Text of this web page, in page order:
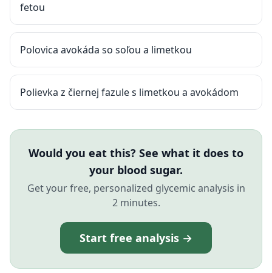
fetou
Polovica avokáda so soľou a limetkou
Polievka z čiernej fazule s limetkou a avokádom
Would you eat this? See what it does to
your blood sugar.
Get your free, personalized glycemic analysis in
2 minutes.
Start free analysis →